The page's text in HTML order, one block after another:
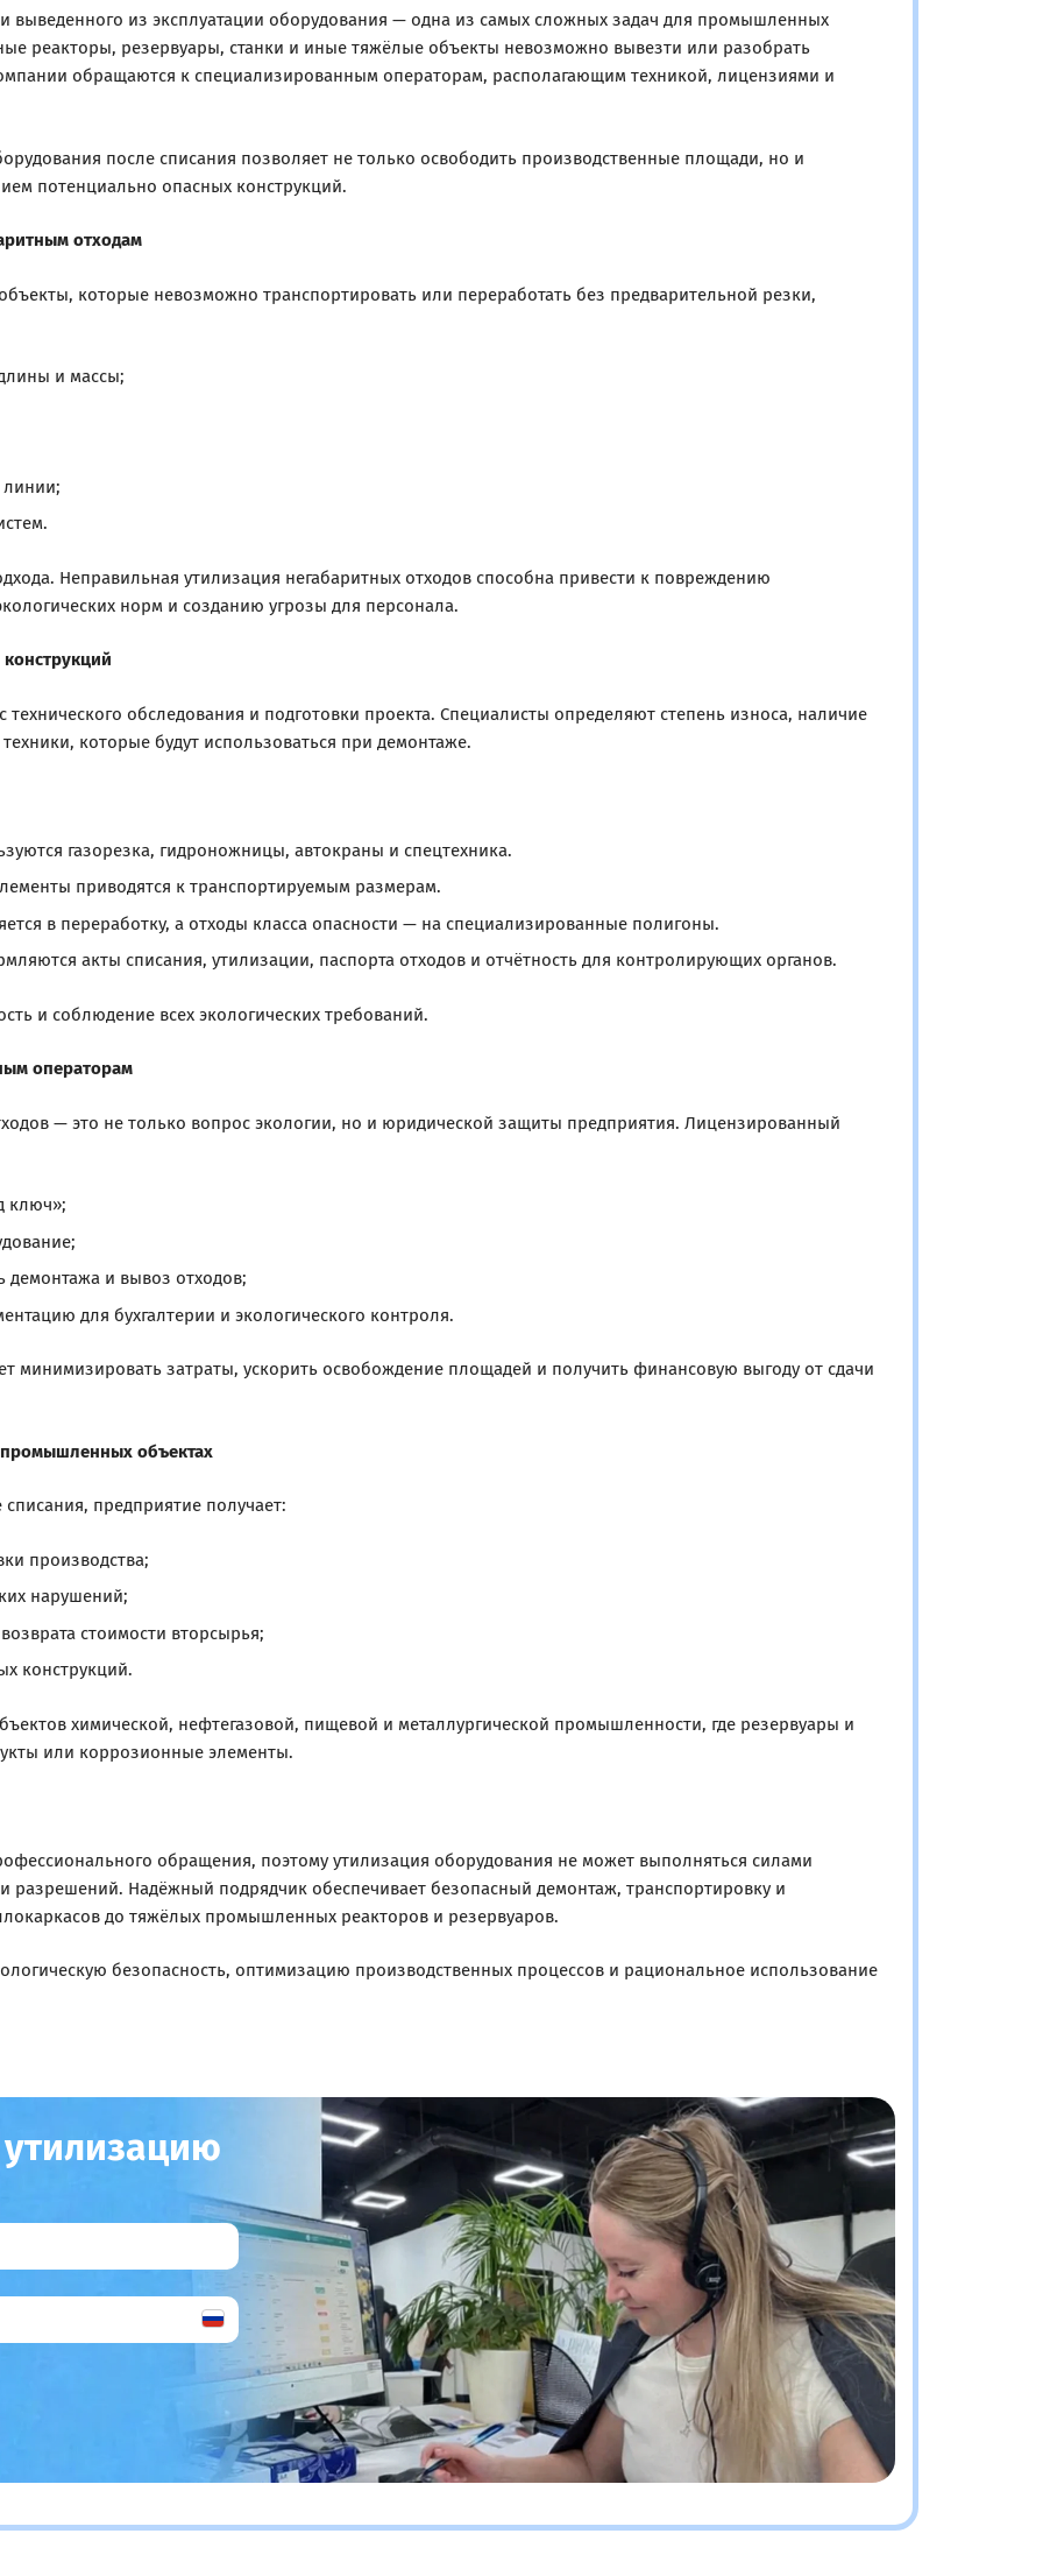
выведенного из эксплуатации оборудования — одна из самых сложных задач для промышленных
реакторы, резервуары, станки и иные тяжёлые объекты невозможно вывезти или разобрать
обращаются к специализированным операторам, располагающим техникой, лицензиями и
после списания позволяет не только освободить производственные площади, но и
потенциально опасных конструкций.
отходам
которые невозможно транспортировать или переработать без предварительной резки,
и массы;
Неправильная утилизация негабаритных отходов способна привести к повреждению
норм и созданию угрозы для персонала.
обследования и подготовки проекта. Специалисты определяют степень износа, наличие
которые будут использоваться при демонтаже.
газорезка, гидроножницы, автокраны и спецтехника.
приводятся к транспортируемым размерам.
в переработку, а отходы класса опасности — на специализированные полигоны.
акты списания, утилизации, паспорта отходов и отчётность для контролирующих органов.
и соблюдение всех экологических требований.
операторам
— это не только вопрос экологии, но и юридической защиты предприятия. Лицензированный
ключ»;
демонтажа и вывоз отходов;
для бухгалтерии и экологического контроля.
минимизировать затраты, ускорить освобождение площадей и получить финансовую выгоду от сдачи
объектах
предприятие получает:
производства;
нарушений;
стоимости вторсырья;
конструкций.
химической, нефтегазовой, пищевой и металлургической промышленности, где резервуары и
или коррозионные элементы.
обращения, поэтому утилизация оборудования не может выполняться силами
разрешений. Надёжный подрядчик обеспечивает безопасный демонтаж, транспортировку и
до тяжёлых промышленных реакторов и резервуаров.
безопасность, оптимизацию производственных процессов и рациональное использование
утилизацию